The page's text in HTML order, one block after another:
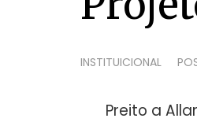
INSTITUICIONAL
Preito a